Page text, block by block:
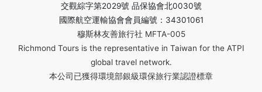
交觀綜字第2029號 品保協會北0030號
國際航空運輸協會會員編號：34301061
穆斯林友善旅行社 MFTA-005
Richmond Tours is the representative in Taiwan for the ATPI
global travel network.
本公司已獲得環境部銀級環保旅行業認證標章